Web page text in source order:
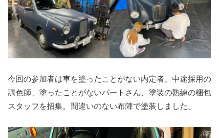
今回の参加者は車を塗ったことがない内定者、中途採用の
調色師、塗ったことがないパートさん、塗装の熟練の梱包
スタッフを招集。間違いのない布陣で塗装しました。